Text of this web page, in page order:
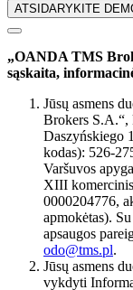
ATSIDARYKITE
„OANDA TMS
sąskaita,
Jūsų asmens
Brokers S.A.“,
Daszyńskiego
kodas): 526-
Varšuvos
XIII
0000204776,
apmokėtas).
apsaugos
odo@tms.pl.
Jūsų asmens
vykdyti